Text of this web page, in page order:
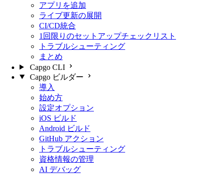
アプリを追加
ライブ更新の展開
CI/CD統合
1回限りのセットアップチェックリスト
トラブルシューティング
まとめ
Capgo CLI
Capgo ビルダー
導入
始め方
設定オプション
iOS ビルド
Android ビルド
GitHub アクション
トラブルシューティング
資格情報の管理
AI デバッグ